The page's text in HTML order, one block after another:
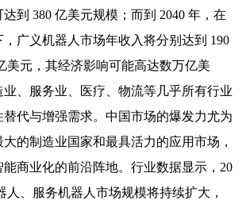
到 380 亿美元规模；而到 2040 年，在
广义机器人市场年收入将分别达到 190
美元，其经济影响可能高达数万亿美
、服务业、医疗、物流等几乎所有行业
代与增强需求。中国市场的爆发力尤为
的制造业国家和最具活力的应用市场，
商业化的前沿阵地。行业数据显示，20
人、服务机器人市场规模将持续扩大，